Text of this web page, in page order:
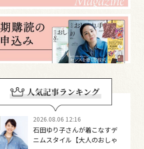
2026.08.06 12:16
石田ゆり子さんが着こなすデ
ニムスタイル【大人のおしゃ